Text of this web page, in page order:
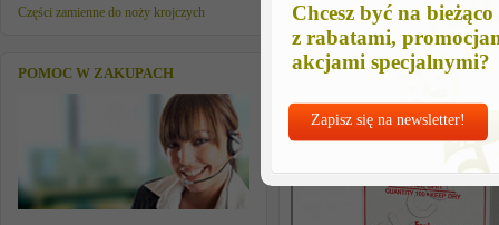
Chcesz być na bieżąco
z rabatami,
akcjami specjalnymi?
Zapisz się na newsletter!
Części zamienne do noży krojczych
POMOC W ZAKUPACH